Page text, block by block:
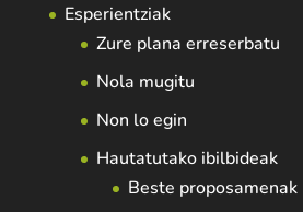
Esperientziak
Zure plana erreserbatu
Nola mugitu
Non lo egin
Hautatutako ibilbideak
Beste